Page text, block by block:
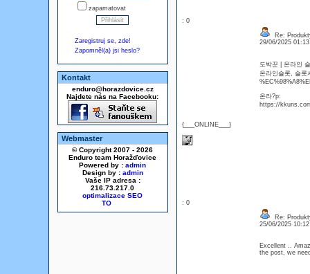
zapamatovat
Zaregistruj se, zde!
Zapomněl(a) jsi heslo?
Kontakt
enduro@horazdovice.cz
Najdete nás na Facebooku:
Webmaster
© Copyright 2007 - 2026
Enduro team Horažďovice
Powered by : admin
Design by : admin
Vaše IP adresa :
216.73.217.0
optimalizace SEO
: 0
{___ONLINE___}
Re:
29/06/2025
도박꾼 | 온라인
온라인슬롯, 슬롯
온라?p:
https://
: 0
Re:
25/06/2025
Excellent ..
the post, we